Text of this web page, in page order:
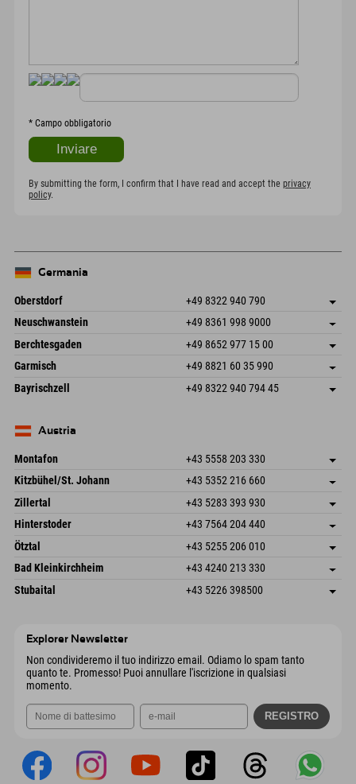
* Campo obbligatorio
By submitting the form, I confirm that I have read and accept the privacy
policy.
Germania
Oberstdorf +49 8322 940 790
An der Breitach 3
Germania
Salva indirizzo
Prenotazione
Neuschwanstein +49 8361 998 9000
An der Riese 45
87484 Nesselwang im Allgäu
Germania
Salva indirizzo
Informazioni sull'arrivo
Prenotazione
Berchtesgaden +49 8652 977 15 00
Hofreitstr. 7
Germania
Salva indirizzo
Prenotazione
Garmisch +49 8821 60 35 990
Frickenstraße 22
82490 Farchant
Salva indirizzo
Informazioni sull'arrivo
Bayrischzell +49 8322 940 794 45
Germania
Austria
Montafon +43 5558 203 330
Dorfstr. 127b
6793 Gaschurn/Montafon
Austria
Salva indirizzo
Prenotazione
Kitzbühel/St. Johann +43 5352 216 660
Speckbacherstraße 87
6380 St. Johann in Tirol
Austria
Salva indirizzo
Informazioni sull'arrivo
Prenotazione
Zillertal +43 5283 393 930
Schmiedau 2
Austria
Salva indirizzo
Prenotazione
Hinterstoder +43 7564 204 440
Freizeitpark 10
4573 Hinterstoder
Austria
Salva indirizzo
Informazioni sull'arrivo
Prenotazione
Ötztal +43 5255 206 010
Gscheat 14
Austria
Salva indirizzo
Prenotazione
Bad Kleinkirchheim +43 4240 213 330
Dorfstraße 24
9546 Bad Kleinkirchheim
Salva indirizzo
Informazioni sull'arrivo
Stubaital +43 5226 398500
Explorer Newsletter
Non condivideremo il tuo indirizzo email. Odiamo lo spam tanto
quanto te. Promesso! Puoi annullare l'iscrizione in qualsiasi
momento.